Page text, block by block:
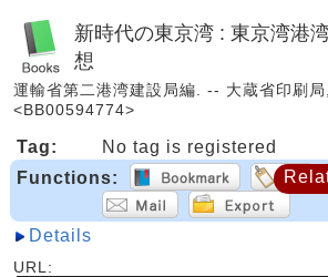
新時代の東京湾 : 東京湾港
想
運輸省第二港湾建設局編. -- 大蔵省印刷局
<BB00594774>
Tag:
No tag is registered
Functions:
Details
URL: